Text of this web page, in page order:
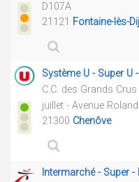
D107A
21121 Fontaine-lès-
Système U - Super U
C.C. des Grands
juillet - Avenue
21300 Chenôve
Intermarché - Super